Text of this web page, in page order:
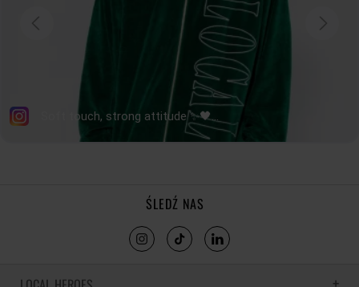
ŚLEDŹ NAS